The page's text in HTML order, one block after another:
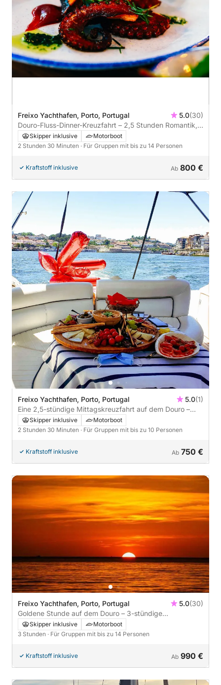
Freixo Yachthafen, Porto, Portugal 5.0(30)
Douro-Fluss-Dinner-Kreuzfahrt – 2,5 Stunden Romantik,
Lichter und Aromen
Skipper inklusive
Motorboot
2 Stunden 30 Minuten · Für Gruppen mit bis zu 14 Personen
Kraftstoff inklusive Ab 800 €
Freixo Yachthafen, Porto, Portugal 5.0(1)
Eine 2,5-stündige Mittagskreuzfahrt auf dem Douro –
Genießen Sie Aromen, während Sie durch berühmte
Brücken segeln
Skipper inklusive
Motorboot
2 Stunden 30 Minuten · Für Gruppen mit bis zu 10 Personen
Kraftstoff inklusive Ab 750 €
Freixo Yachthafen, Porto, Portugal 5.0(30)
Goldene Stunde auf dem Douro – 3-stündige
Flusskreuzfahrt bei Sonnenuntergang
Skipper inklusive
Motorboot
3 Stunden · Für Gruppen mit bis zu 14 Personen
Kraftstoff inklusive Ab 990 €